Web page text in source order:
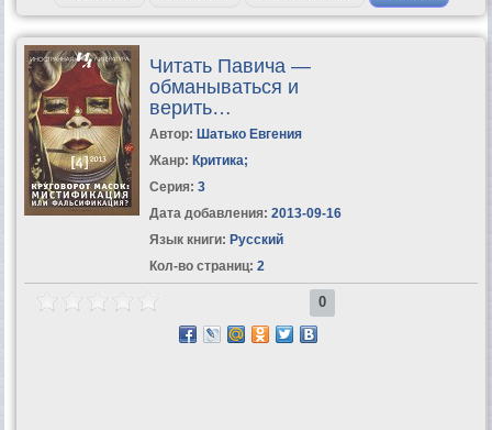
Читать Павича —
обманываться и
верить…
Автор: Шатько Евгения
Жанр: Критика;
Серия: 3
Дата добавления: 2013-09-16
Язык книги: Русский
Кол-во страниц: 2
0